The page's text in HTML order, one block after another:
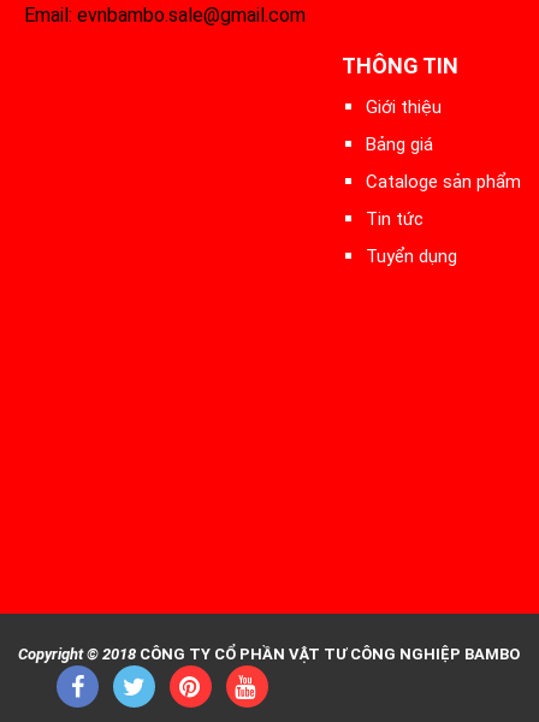
Email: evnbambo.sale@gmail.com
THÔNG TIN
Giới thiệu
Bảng giá
Cataloge sản phẩm
Tin tức
Tuyển dụng
Copyright © 2018 CÔNG TY CỔ PHẦN VẬT TƯ CÔNG NGHIỆP BAMBO